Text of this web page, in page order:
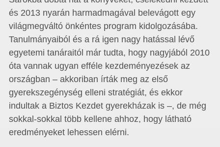
és 2013 nyarán harmadmagával belevágott egy
világmegváltó önkéntes program kidolgozásába.
Tanulmányaiból és a rá igen nagy hatással lévő
egyetemi tanáraitól már tudta, hogy nagyjából 2010
óta vannak ugyan efféle kezdeményezések az
országban – akkoriban írták meg az első
gyerekszegénység elleni stratégiát, és ekkor
indultak a Biztos Kezdet gyerekházak is –, de még
sokkal-sokkal több kellene ahhoz, hogy látható
eredményeket lehessen elérni.